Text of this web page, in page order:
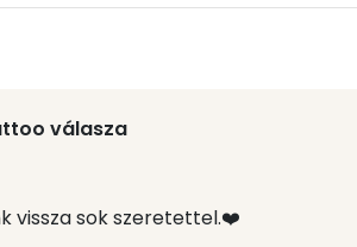
válasza
vissza sok szeretettel.❤️